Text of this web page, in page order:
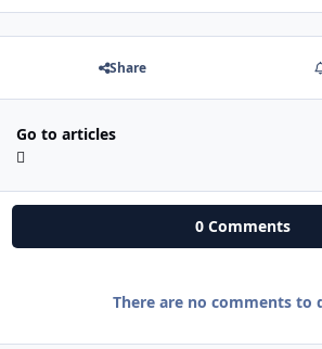
Share
Go to articles
0 Comments
There are no comments to